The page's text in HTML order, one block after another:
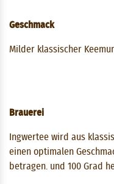
Geschmack
Milder klassischer
Brauerei
Ingwertee wird aus
einen optimalen
betragen. und 100 Grad